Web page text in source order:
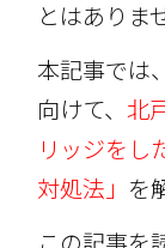
とはありま
本記事では
向けて、北
リッジをし
対処法」 を